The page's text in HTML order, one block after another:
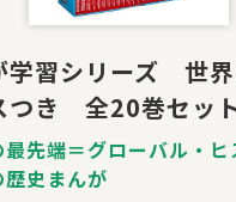
学習シリーズ 世
つき 全20巻セット
先端＝グローバル・
史まんが